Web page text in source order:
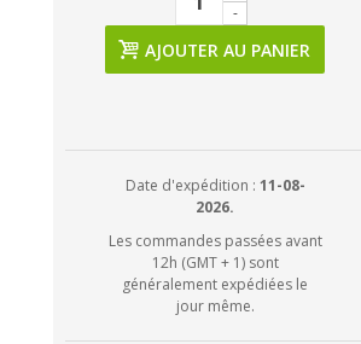
-
AJOUTER AU PANIER
Date d'expédition : 11-08-
2026.
Les commandes passées avant
12h (GMT + 1) sont
généralement expédiées le
jour même.